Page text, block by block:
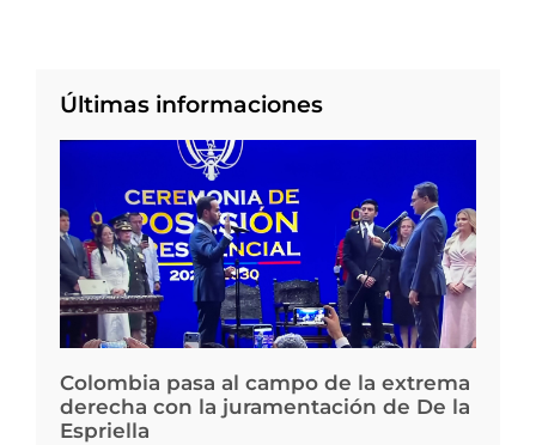
Últimas informaciones
Colombia pasa al campo de la extrema
derecha con la juramentación de De la
Espriella